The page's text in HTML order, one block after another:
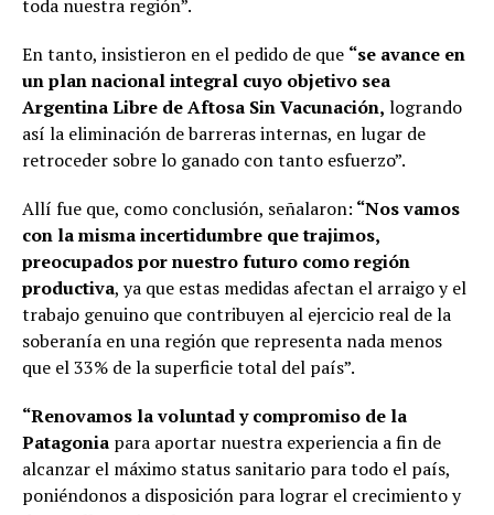
toda nuestra región”.
En tanto, insistieron en el pedido de que “se avance en
un plan nacional integral cuyo objetivo sea
Argentina Libre de Aftosa Sin Vacunación, logrando
así la eliminación de barreras internas, en lugar de
retroceder sobre lo ganado con tanto esfuerzo”.
Allí fue que, como conclusión, señalaron: “Nos vamos
con la misma incertidumbre que trajimos,
preocupados por nuestro futuro como región
productiva, ya que estas medidas afectan el arraigo y el
trabajo genuino que contribuyen al ejercicio real de la
soberanía en una región que representa nada menos
que el 33% de la superficie total del país”.
“Renovamos la voluntad y compromiso de la
Patagonia para aportar nuestra experiencia a fin de
alcanzar el máximo status sanitario para todo el país,
poniéndonos a disposición para lograr el crecimiento y